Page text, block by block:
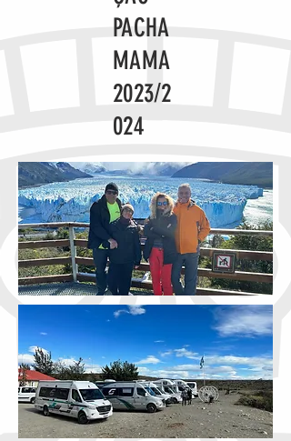
PACHA
MAMA
2023/2
024